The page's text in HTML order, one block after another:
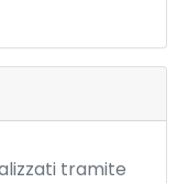
tramite